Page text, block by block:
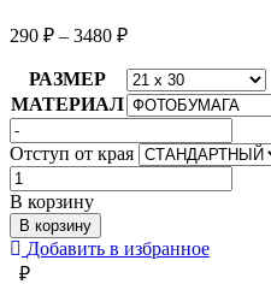
290 ₽ – 3480 ₽
РАЗМЕР
МАТЕРИАЛ
Отступ от края
Количество
товара
КОТ
В
ВАННОЙ
В корзину
В корзину
Добавить в избранное
₽